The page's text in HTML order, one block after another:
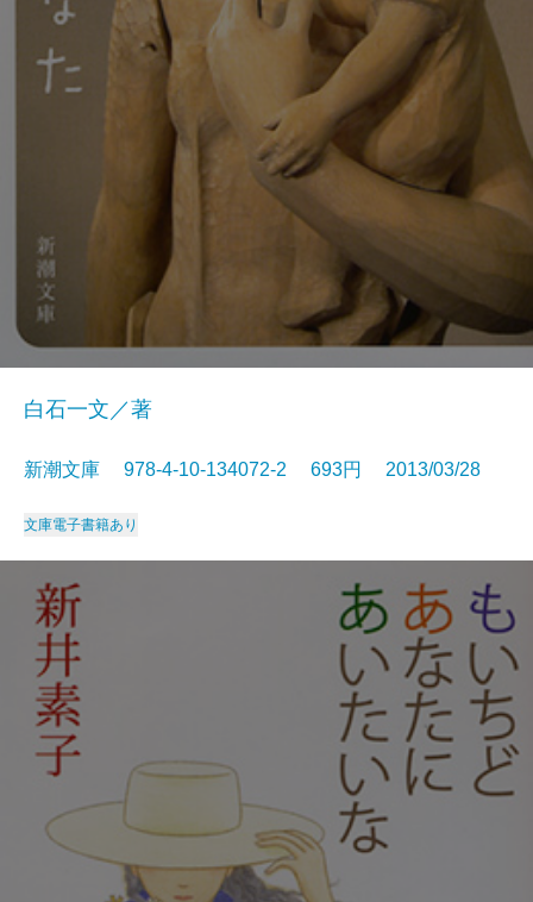
白石一文／著
新潮文庫 978-4-10-134072-2 693円 2013/03/28
文庫電子書籍あり